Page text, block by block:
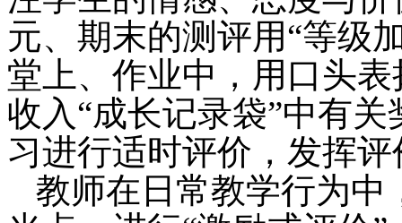
元、期末的测评用“等级
堂上、作业中，用口头
收入“成长记录袋”中有
习进行适时评价，发挥
教师在日常教学行为中